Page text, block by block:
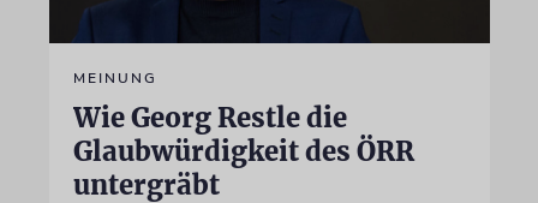
MEINUNG
Wie Georg Restle die
Glaubwürdigkeit des ÖRR
untergräbt